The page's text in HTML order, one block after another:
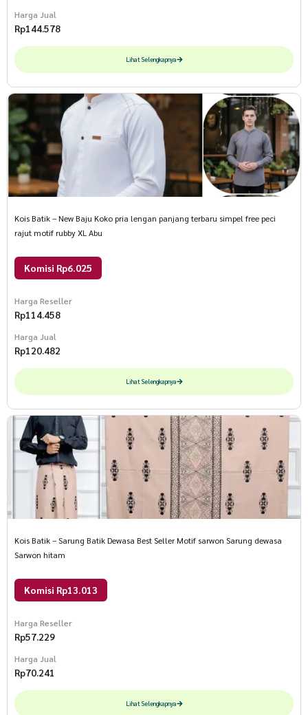
Harga Jual
Rp144.578
Lihat Selengkapnya
Kois Batik – New Baju Koko pria lengan panjang terbaru simpel free peci
rajut motif rubby XL Abu
Komisi Rp6.025
Harga Reseller
Rp114.458
Harga Jual
Rp120.482
Lihat Selengkapnya
Kois Batik – Sarung Batik Dewasa Best Seller Motif sarwon Sarung dewasa
Sarwon hitam
Komisi Rp13.013
Harga Reseller
Rp57.229
Harga Jual
Rp70.241
Lihat Selengkapnya